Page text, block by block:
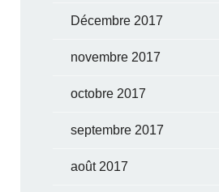
Décembre 2017
novembre 2017
octobre 2017
septembre 2017
août 2017